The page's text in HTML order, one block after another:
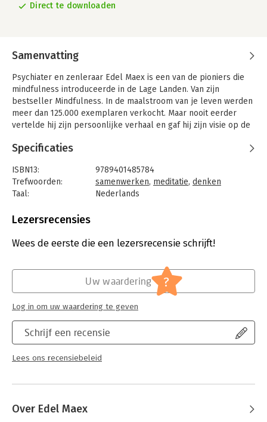
Direct te downloaden
Samenvatting
Psychiater en zenleraar Edel Maex is een van de pioniers die
mindfulness introduceerde in de Lage Landen. Van zijn
bestseller Mindfulness. In de maalstroom van je leven werden
meer dan 125.000 exemplaren verkocht. Maar nooit eerder
vertelde hij zijn persoonlijke verhaal en gaf hij zijn visie op de
In dit boek, dat tot stand kwam op basis van gesprekken met
journalist Joël De Ceulaer, biedt Maex troost en houvast voor
mensen die soms worstelen met het leven. Hij vertelt hoe je
kunt leren omgaan met lijden. Maar hij praat ook over zijn
actuele thema's. Maex doet onze visie vaak kantelen, en toont
samenwerker.
tonen aan dat het vaak de moeite loont om de zaken anders te
bekijken. Niet omdat het moet, maar omdat het kan.
Specificaties
ISBN13:
9789401485784
Trefwoorden:
samenwerken, meditatie, denken
Taal:
Nederlands
Beveiliging:
Aantal pagina's:
224
Hoofdrubriek: Mens en maatschappij
Lezersrecensies
Wees de eerste die een lezersrecensie schrijft!
Schrijf een recensie
Lees ons recensiebeleid
Uw waardering ?
Log in om uw waardering te geven
Over Edel Maex